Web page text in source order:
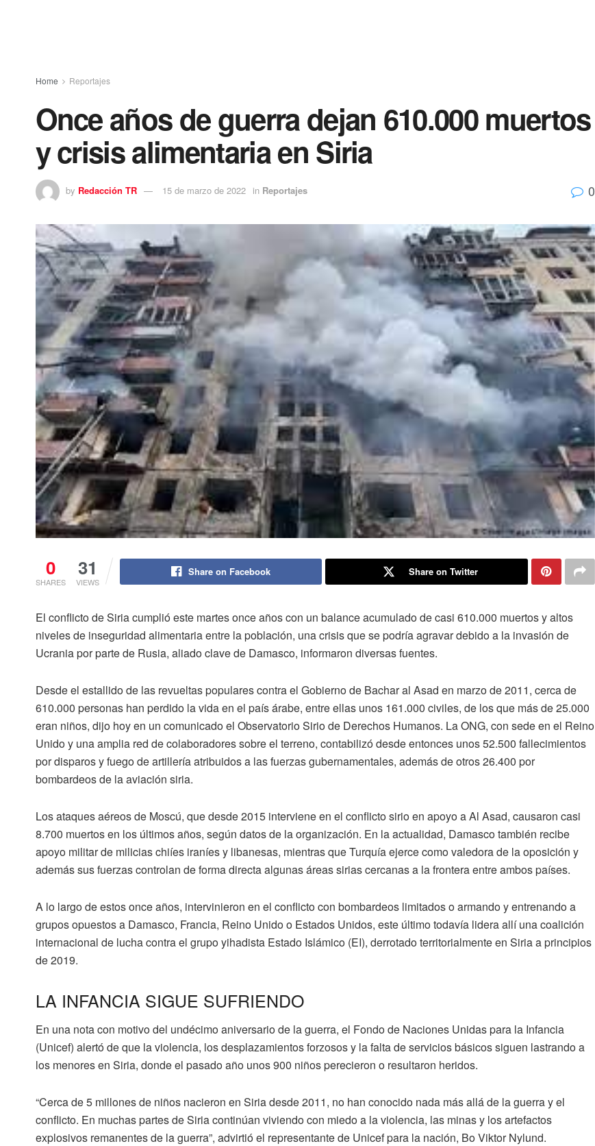
Home Reportajes
Once años de guerra dejan 610.000 muertos
y crisis alimentaria en Siria
by Redacción TR 15 de marzo de 2022 in Reportajes 0
0
SHARES
31
VIEWS
Share on Facebook Share on Twitter
El conflicto de Siriacumplió este martes once años con un balance acumulado de casi 610.000 muertos y altos
niveles de inseguridad alimentaria entre la población, una crisis que se podría agravar debido a la invasión de
Ucrania por parte de Rusia, aliado clave de Damasco, informaron diversas fuentes.
Desde el estallido de las revueltas populares contra el Gobierno de Bachar al Asad en marzo de 2011, cerca de
610.000 personas han perdido la vida en el país árabe, entre ellas unos 161.000 civiles, de los que más de 25.000
eran niños, dijo hoy en un comunicado el Observatorio Sirio de Derechos Humanos. La ONG, con sede en el Reino
Unido y una amplia red de colaboradores sobre el terreno, contabilizó desde entonces unos 52.500 fallecimientos
por disparos y fuego de artillería atribuidos a las fuerzas gubernamentales, además de otros 26.400 por
bombardeos de la aviación siria.
Losataques aéreos de Moscú, que desde 2015 interviene en el conflicto sirio en apoyo a Al Asad, causaron casi
8.700 muertos en los últimos años, según datos de la organización. En la actualidad, Damasco también recibe
apoyo militar de milicias chiíes iraníes y libanesas, mientras que Turquía ejerce como valedora de la oposición y
además sus fuerzas controlan de forma directa algunas áreas sirias cercanas a la frontera entre ambos países.
A lo largo de estos once años, intervinieron en el conflicto con bombardeos limitados o armando y entrenando a
grupos opuestos a Damasco, Francia, Reino Unido o Estados Unidos, este último todavía lidera allí una coalición
internacional de lucha contra el grupo yihadista Estado Islámico (EI), derrotado territorialmente en Siria a principios
de 2019.
LA INFANCIA SIGUE SUFRIENDO
En una nota con motivo del undécimo aniversario de la guerra, el Fondo de Naciones Unidas para la Infancia
(Unicef) alertó de que la violencia, los desplazamientos forzosos y la falta de servicios básicos siguen lastrando a
los menores en Siria, donde el pasado año unos 900 niños perecieron o resultaron heridos.
“Cerca de 5 millones de niños nacieron en Siria desde 2011, no han conocido nada más allá de la guerra y el
conflicto. En muchas partes de Siria continúan viviendo con miedo a la violencia, las minas y los artefactos
explosivos remanentes de la guerra”, advirtió el representante de Unicef para la nación, Bo Viktor Nylund.